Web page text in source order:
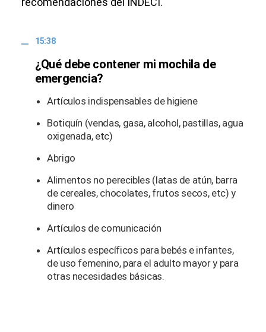
15:38
¿Qué debe contener mi mochila de
emergencia?
Artículos indispensables de higiene
Botiquín (vendas, gasa, alcohol, pastillas, agua
oxigenada, etc)
Abrigo
Alimentos no perecibles (latas de atún, barra
de cereales, chocolates, frutos secos, etc) y
dinero
Artículos de comunicación
Artículos específicos para bebés e infantes,
de uso femenino, para el adulto mayor y para
otras necesidades básicas.